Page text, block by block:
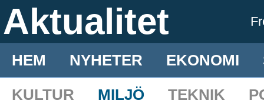
Aktualitet
HEM NYHETER EKONOMI
KULTUR
MILJÖ TEKNIK